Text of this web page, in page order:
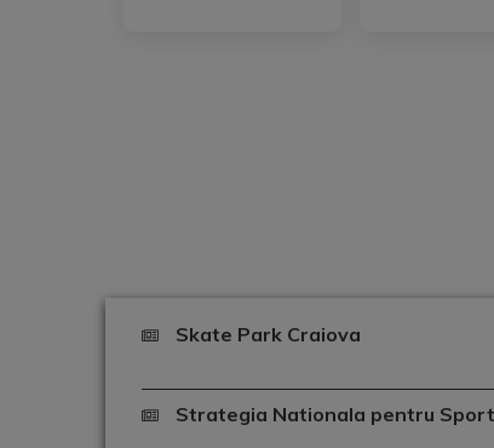
Skate Park Craiova
Strategia Nationala pentru